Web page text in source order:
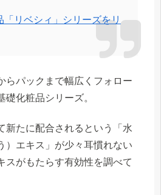
「リベシィ」シリーズをリ
らパックまで幅広くフォロー
礎化粧品シリーズ。
新たに配合されるという「水
）エキス」が少々耳慣れない
スがもたらす有効性を調べて